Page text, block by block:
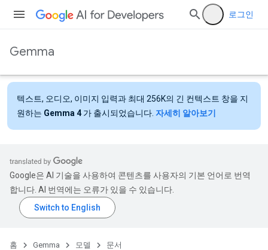
로그인
Gemma
텍스트, 오디오, 이미지 입력과 최대 256K의 긴 컨텍스트 창을 지
원하는 Gemma 4 가 출시되었습니다. 자세히 알아보기
Google은 AI 기술을 사용하여 콘텐츠를 사용자의 기본 언어로 번역
합니다. AI 번역에는 오류가 있을 수 있습니다.
홈 Gemma 모델 문서